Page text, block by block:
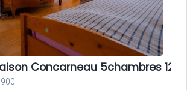
Concarneau 5chambres